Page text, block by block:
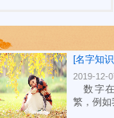
[名字知
2019-12-
数字在
繁，例如